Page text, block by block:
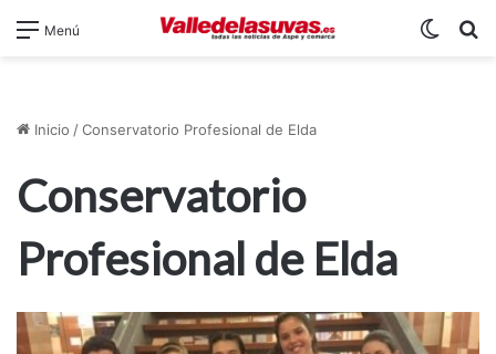
Menú
Inicio /Conservatorio Profesional de Elda
Conservatorio
Profesional de Elda